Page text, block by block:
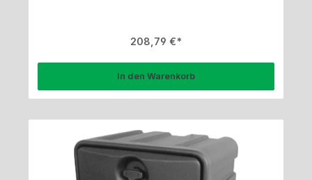
Regulärer Preis:
208,79 €
In den Warenkorb